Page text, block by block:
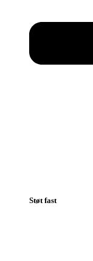
Støt fast